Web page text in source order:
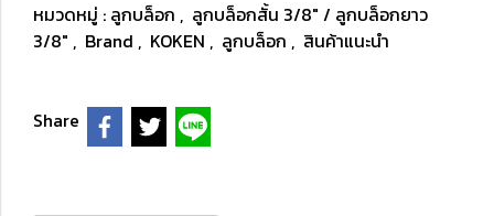
หมวดหมู่ : ลูกบล็อก , ลูกบล็อกสั้น 3/8" / ลูกบล็อกยาว
3/8" , Brand , KOKEN , ลูกบล็อก , สินค้าแนะนำ
Share